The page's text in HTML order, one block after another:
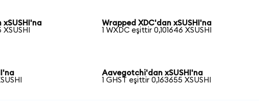
Wrapped XDC'dan xSUSHI'na
1 WXDC eşittir 0,101646 XSUSHI
Aavegotchi'dan xSUSHI'na
1 GHST eşittir 0,163655 XSUSHI